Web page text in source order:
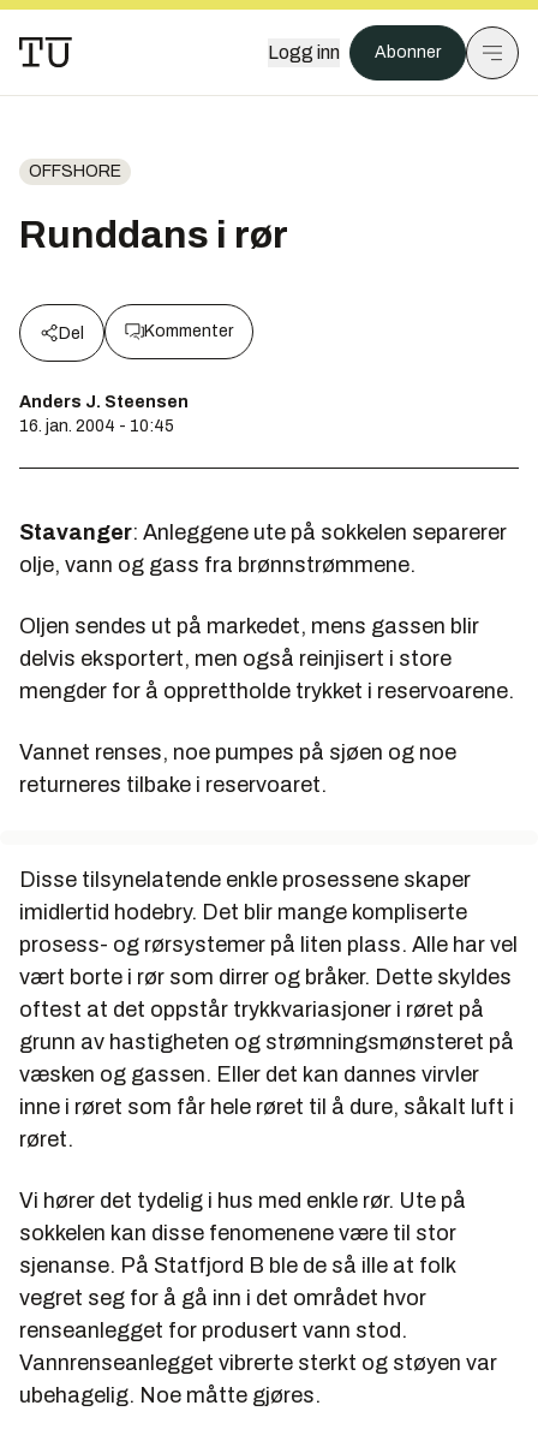
Logg inn Abonner
OFFSHORE
Runddans i rør
Del Kommenter
Anders J. Steensen
16. jan. 2004 - 10:45
Stavanger: Anleggene ute på sokkelen separerer
olje, vann og gass fra brønnstrømmene.
Oljen sendes ut på markedet, mens gassen blir
delvis eksportert, men også reinjisert i store
mengder for å opprettholde trykket i reservoarene.
Vannet renses, noe pumpes på sjøen og noe
returneres tilbake i reservoaret.
Disse tilsynelatende enkle prosessene skaper
imidlertid hodebry. Det blir mange kompliserte
prosess- og rørsystemer på liten plass. Alle har vel
vært borte i rør som dirrer og bråker. Dette skyldes
oftest at det oppstår trykkvariasjoner i røret på
grunn av hastigheten og strømningsmønsteret på
væsken og gassen. Eller det kan dannes virvler
inne i røret som får hele røret til å dure, såkalt luft i
røret.
Vi hører det tydelig i hus med enkle rør. Ute på
sokkelen kan disse fenomenene være til stor
sjenanse. På Statfjord B ble de så ille at folk
vegret seg for å gå inn i det området hvor
renseanlegget for produsert vann stod.
Vannrenseanlegget vibrerte sterkt og støyen var
ubehagelig. Noe måtte gjøres.